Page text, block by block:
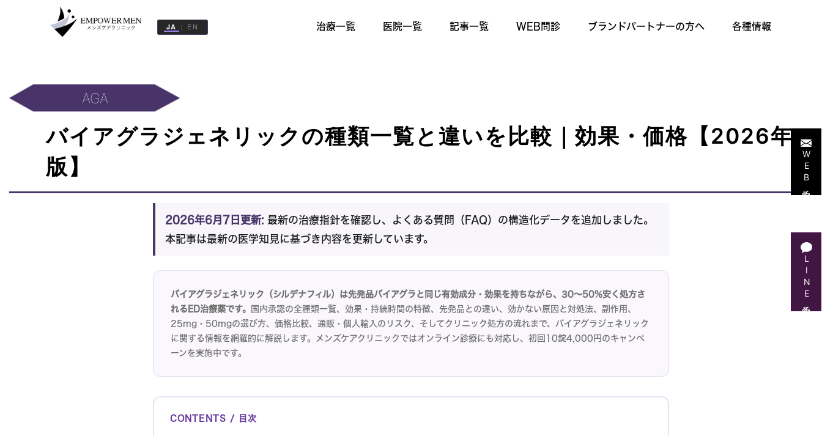
JA | EN 治療一覧 医院一覧 記事一覧 WEB問診 ブランドパートナーの方へ 各種情報
覧
記
WEB予約
LINE予約
AGA
バイアグラジェネリックの種類一覧と違いを比較｜効果・価格【2026年
版】
2026年6月7日更新: 最新の治療指針を確認し、よくある質問（FAQ）の構造化データを追加しました。
本記事は最新の医学知見に基づき内容を更新しています。
バイアグラジェネリック（シルデナフィル）は先発品バイアグラと同じ有効成分・効果を持ちながら、30〜50%安く処方さ
れるED治療薬です。
国内承認の全種類一覧、効果・持続時間の特徴、先発品との違い、効かない原因と対処法、副作用、
25mg・50mgの選び方、価格比較、通販・個人輸入のリスク、そしてクリニック処方の流れまで、バイアグラジェネリック
に関する情報を網羅的に解説します。メンズケアクリニックではオンライン診療にも対応し、初回10錠4,000円のキャンペ
ーンを実施中です。
CONTENTS / 目次